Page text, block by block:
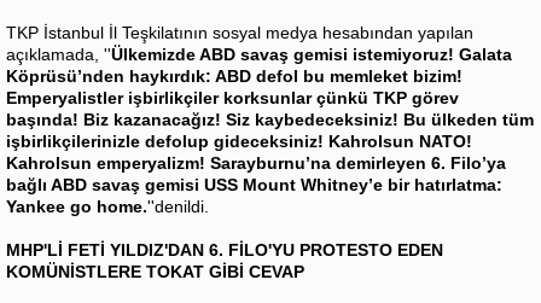
TKP İstanbul İl Teşkilatının sosyal medya hesabından yapılan
açıklamada, ''Ülkemizde ABD savaş gemisi istemiyoruz! Galata
Köprüsü’nden haykırdık: ABD defol bu memleket bizim!
Emperyalistler işbirlikçiler korksunlar çünkü TKP görev
başında! Biz kazanacağız! Siz kaybedeceksiniz! Bu ülkeden tüm
işbirlikçilerinizle defolup gideceksiniz! Kahrolsun NATO!
Kahrolsun emperyalizm! Sarayburnu’na demirleyen 6. Filo’ya
bağlı ABD savaş gemisi USS Mount Whitney’e bir hatırlatma:
Yankee go home.''denildi.
MHP'Lİ FETİ YILDIZ'DAN 6. FİLO'YU PROTESTO EDEN
KOMÜNİSTLERE TOKAT GİBİ CEVAP